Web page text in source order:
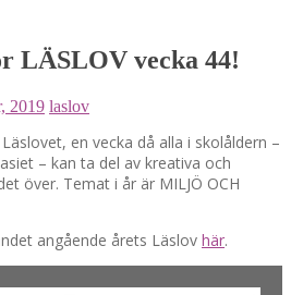
LÄSLOV vecka 44!
2019 laslov
en vecka då alla i skolåldern –
– kan ta del av kreativa och
över. Temat i år är MILJÖ OCH
angående årets Läslov här.